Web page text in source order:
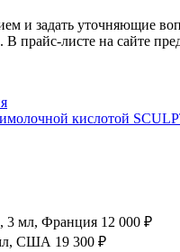
и задать уточняющие
В прайс-листе на сайте
кислотой
3 мл, Франция 12 000 ₽
США 19 300 ₽